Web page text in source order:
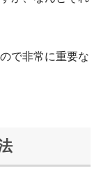
で非常に重要な